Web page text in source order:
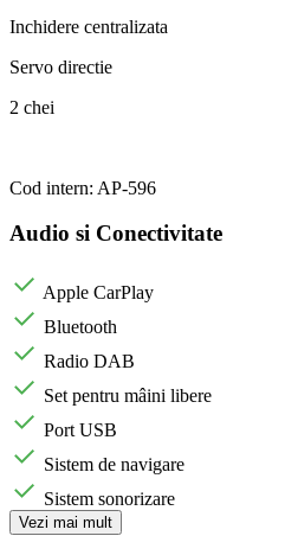
Inchidere centralizata
Servo directie
2 chei
Cod intern: AP-596
Audio si Conectivitate
Apple CarPlay
Bluetooth
Radio DAB
Set pentru mâini libere
Port USB
Sistem de navigare
Sistem sonorizare
Vezi mai mult